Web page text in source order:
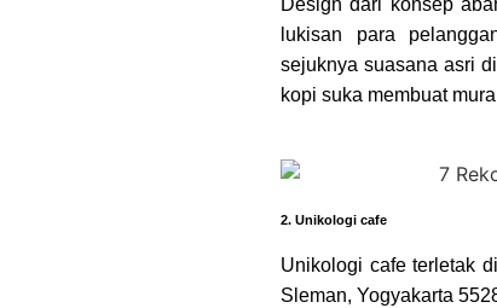
Design dari konsep
lukisan para
sejuknya suasana asri
kopi suka membuat
2. Unikologi cafe
Unikologi cafe terletak
Sleman, Yogyakarta